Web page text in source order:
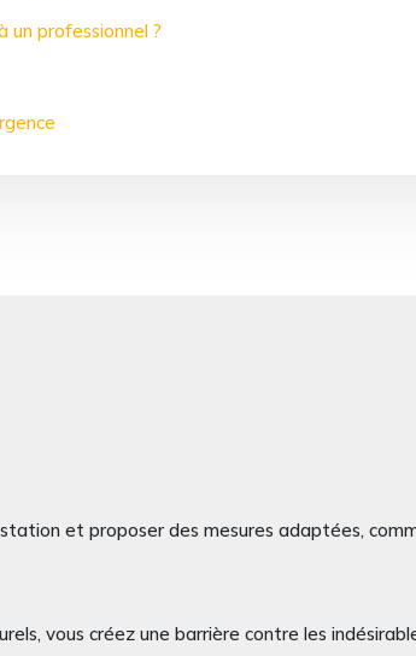
un professionnel ?
et proposer des mesures adaptées,
vous créez une barrière contre les